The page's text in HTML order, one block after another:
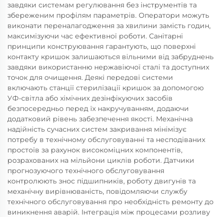
завдяки системам регулювання без інструментів та
збереженим профілям параметрів. Оператори можуть
виконати переналагодження за хвилини замість годин,
максимізуючи час ефективної роботи. Санітарні
принципи конструювання гарантують, що поверхні
контакту кришок залишаються вільними від забруднень
завдяки використанню нержавіючої сталі та доступних
точок для очищення. Деякі передові системи
включають станції стерилізації кришок за допомогою
УФ-світла або хімічних дезінфікуючих засобів
безпосередньо перед їх накручуванням, додаючи
додатковий рівень забезпечення якості. Механічна
надійність сучасних систем закривання мінімізує
потребу в технічному обслуговуванні та несподіваних
простоїв за рахунок високоміцних компонентів,
розрахованих на мільйони циклів роботи. Датчики
прогнозуючого технічного обслуговування
контролюють знос підшипників, роботу двигунів та
механічну вирівнюваність, повідомляючи службу
технічного обслуговування про необхідність ремонту до
виникнення аварій. Інтеграція між процесами розливу